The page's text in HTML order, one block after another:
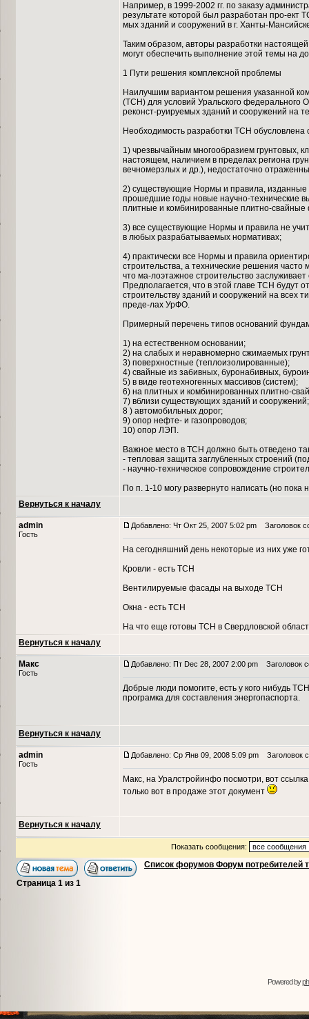
Например, в 1999-2002 гг. по заказу
результате которой был разработан про-ект
мых зданий и сооружений в г. Ханты-
Таким образом, авторы разработки
могут обеспечить выполнение этой темы на
1 Пути решения комплексной проблемы
Наилучшим вариантом решения указанной
(ТСН) для условий Уральского
реконст-руируемых зданий и сооружений на
Необходимость разработки ТСН
1) чрезвычайным многообразием грунтовых,
настоящем, наличием в пределах региона
вечномерзлых и др.), недостаточно
2) существующие Нормы и правила, изданные
прошедшие годы новые научно-технические
плитные и комбинированные плитно-
3) все существующие Нормы и правила не
в любых разрабатываемых нормативах;
4) практически все Нормы и правила
строительства, а технические решения
что ма-лоэтажное строительство
Предполагается, что в этой главе ТСН будут
строительству зданий и сооружений на всех
преде-лах УрФО.
Примерный перечень типов оснований
1) на естественном основании;
2) на слабых и неравномерно сжимаемых
3) поверхностные (теплоизолированные);
4) свайные из забивных, буронабивных,
5) в виде геотехногенных массивов (систем);
6) на плитных и комбинированных плитно-
7) вблизи существующих зданий и сооружений;
8 ) автомобильных дорог;
9) опор нефте- и газопроводов;
10) опор ЛЭП.
Важное место в ТСН должно быть отведено
- тепловая защита заглубленных строений
- научно-техническое сопровождение
По п. 1-10 могу развернуто написать (но пока
Вернуться к началу
admin
Гость
Добавлено: Чт Окт 25, 2007 5:02 pm Заголовок
На сегодняшний день некоторые из них уже
Кровли - есть ТСН
Вентилируемые фасады на выходе ТСН
Окна - есть ТСН
На что еще готовы ТСН в Свердловской
Вернуться к началу
Макс
Гость
Добавлено: Пт Dec 28, 2007 2:00 pm Заголовок
Добрые люди помогите, есть у кого нибудь
програмка для составления энергопаспорта.
Вернуться к началу
admin
Гость
Добавлено: Ср Янв 09, 2008 5:09 pm Заголовок
Макс, на Уралстройинфо посмотри, вот
только вот в продаже этот документ
Вернуться к началу
Показать сообщения:
Список форумов Форум потребителей
Страница 1 из 1
Powered by